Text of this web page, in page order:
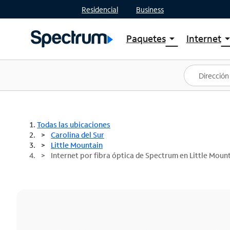
Residencial Business
Paquetesarrow_drop_down
Ver paquetes
Spectrum One
Mejores ofertas
Internetarrow_drop_down
Planes
Todas las ubicaciones
Carolina del Sur
Little Mountain
Internet por fibra óptica de Spectrum en Little